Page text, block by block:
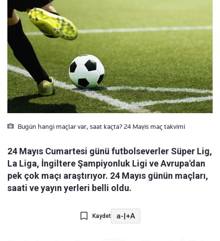
Bugün hangi maçlar var, saat kaçta? 24 Mayis maç takvimi
24 Mayıs Cumartesi günü futbolseverler Süper Lig,
La Liga, İngiltere Şampiyonluk Ligi ve Avrupa'dan
pek çok maçı araştırıyor. 24 Mayıs günün maçları,
saati ve yayın yerleri belli oldu.
Kaydet a-|+A